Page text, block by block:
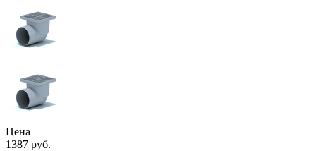
Цена
1387 руб.